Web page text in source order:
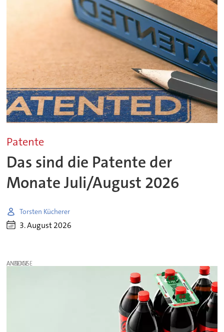
Patente
Das sind die Patente der
Monate Juli/August 2026
Torsten Kücherer
3. August 2026
ANZEIGE